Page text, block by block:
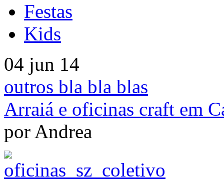
Festas
Kids
04 jun 14
outros bla bla blas
Arraiá e oficinas craft em
por Andrea